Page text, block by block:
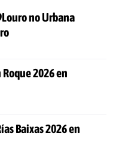
no Urbana
Roque 2026 en
Baixas 2026 en